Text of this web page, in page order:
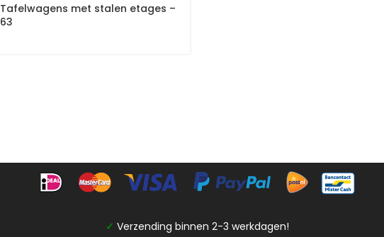
Tafelwagens met stalen etages –
63
✓ Verzending binnen 2-3 werkdagen!